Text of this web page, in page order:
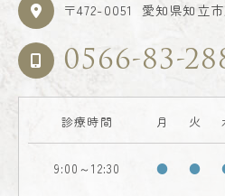
〒472-0051 愛知県知立
0566-83-
診療時間 月 火
9:00～12:30 ● ●